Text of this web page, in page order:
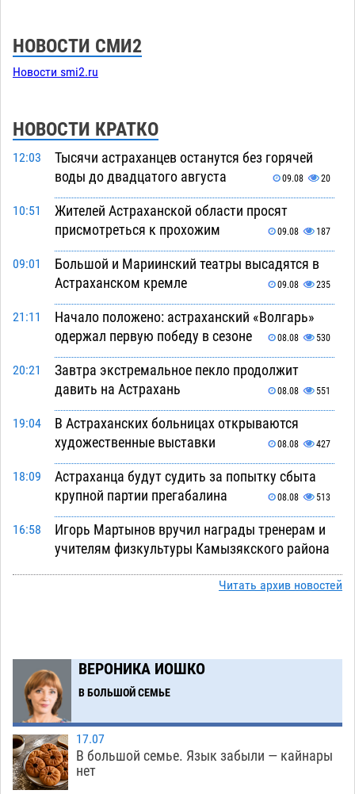
НОВОСТИ СМИ2
Новости smi2.ru
НОВОСТИ КРАТКО
12:03
Тысячи астраханцев останутся без горячей
воды до двадцатого августа
09.08 20
10:51
Жителей Астраханской области просят
присмотреться к прохожим
09.08 187
09:01
Большой и Мариинский театры высадятся в
Астраханском кремле
09.08 235
21:11
Начало положено: астраханский «Волгарь»
одержал первую победу в сезоне
08.08 530
20:21
Завтра экстремальное пекло продолжит
давить на Астрахань
08.08 551
19:04
В Астраханских больницах открываются
художественные выставки
08.08 427
18:09
Астраханца будут судить за попытку сбыта
крупной партии прегабалина
08.08 513
16:58
Игорь Мартынов вручил награды тренерам и
учителям физкультуры Камызякского района
стал героем мурала
13:10
Подросток, перебегавший дорогу вне
перехода, попал под колеса авто в Астрахани
08.08
12:02
Астраханский следком помог подростку
Читать архив новостей
ВЕРОНИКА ИОШКО
В БОЛЬШОЙ СЕМЬЕ
17.07
В большой семье. Язык забыли — кайнары
нет